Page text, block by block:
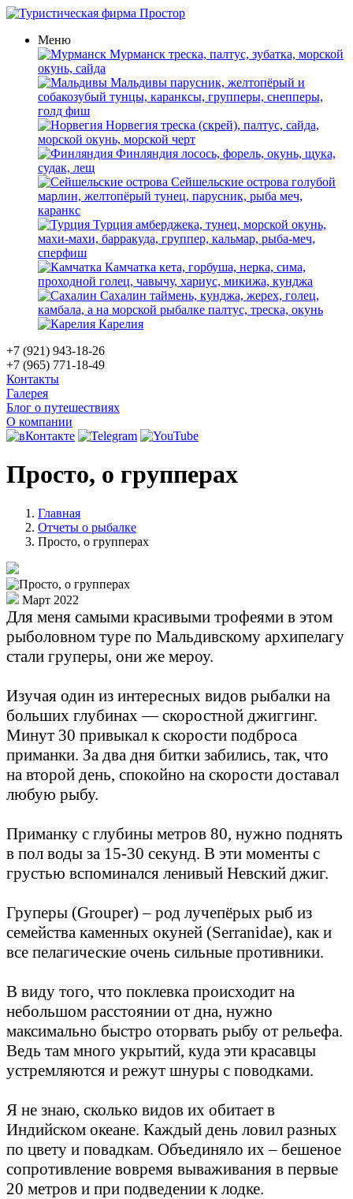
Меню
Мурманск треска, палтус, зубатка, морской
окунь, сайда
Мальдивы парусник, желтопёрый и
собакозубый тунцы, каранксы, групперы, снепперы,
голд фиш
Норвегия треска (скрей), палтус, сайда,
морской окунь, морской черт
Финляндия лосось, форель, окунь, щука,
судак, лещ
Сейшельские острова голубой
марлин, желтопёрый тунец, парусник, рыба меч,
каранкс
Турция амберджека, тунец, морской окунь,
махи-махи, барракуда, группер, кальмар, рыба-меч,
сперфиш
Камчатка кета, горбуша, нерка, сима,
проходной голец, чавычу, хариус, микижа, кунджа
Сахалин таймень, кунджа, жерех, голец,
камбала, а на морской рыбалке палтус, треска, окунь
Карелия
+7 (921) 943-18-26
+7 (965) 771-18-49
Контакты
Галерея
Блог о путешествиях
О компании
Просто, о групперах
Главная
Отчеты о рыбалке
Просто, о групперах
Март 2022
Для меня самыми красивыми трофеями в этом
рыболовном туре по Мальдивскому архипелагу
стали груперы, они же мероу.
Изучая один из интересных видов рыбалки на
больших глубинах — скоростной джиггинг.
Минут 30 привыкал к скорости подброса
приманки. За два дня битки забились, так, что
на второй день, спокойно на скорости доставал
любую рыбу.
Приманку с глубины метров 80, нужно поднять
в пол воды за 15-30 секунд. В эти моменты с
грустью вспоминался ленивый Невский джиг.
Груперы (Grouper) – род лучепёрых рыб из
семейства каменных окуней (Serranidae), как и
все пелагические очень сильные противники.
В виду того, что поклевка происходит на
небольшом расстоянии от дна, нужно
максимально быстро оторвать рыбу от рельефа.
Ведь там много укрытий, куда эти красавцы
устремляются и режут шнуры с поводками.
Я не знаю, сколько видов их обитает в
Индийском океане. Каждый день ловил разных
по цвету и повадкам. Объединяло их – бешеное
сопротивление вовремя вываживания в первые
20 метров и при подведении к лодке.